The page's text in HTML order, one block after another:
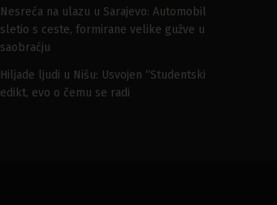
Nesreća na ulazu u Sarajevo: Automobil
sletio s ceste, formirane velike gužve u
saobraćju
Hiljade ljudi u Nišu: Usvojen “Studentski
edikt, evo o čemu se radi